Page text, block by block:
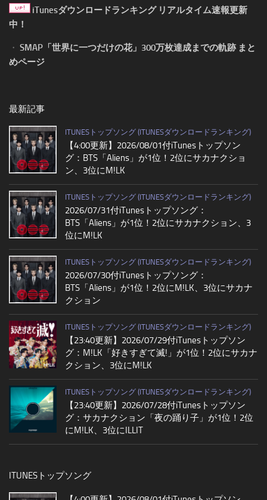
iTunesダウンロードランキング リアルタイム速報更新
中！
・ SMAP「世界に一つだけの花」300万枚達成までの軌跡 まと
めページ
最新記事
ITUNESトップソング (ITUNESダウンロードランキング)
【4:00更新】2026/08/01付iTunesトップソン
グ：BTS「Aliens」が1位！2位にサカナクショ
ン、3位にM!LK
ITUNESトップソング (ITUNESダウンロードランキング)
2026/07/31付iTunesトップソング：
BTS「Aliens」が1位！2位にサカナクション、3
位にM!LK
ITUNESトップソング (ITUNESダウンロードランキング)
2026/07/30付iTunesトップソング：
BTS「Aliens」が1位！2位にM!LK、3位にサカナ
クション
ITUNESトップソング (ITUNESダウンロードランキング)
【23:40更新】2026/07/29付iTunesトップソン
グ：M!LK「好きすぎて滅!」が1位！2位にサカナ
クション、3位にM!LK
ITUNESトップソング (ITUNESダウンロードランキング)
【23:40更新】2026/07/28付iTunesトップソン
グ：サカナクション「夜の踊り子」が1位！2位
にM!LK、3位にILLIT
ITUNESトップソング